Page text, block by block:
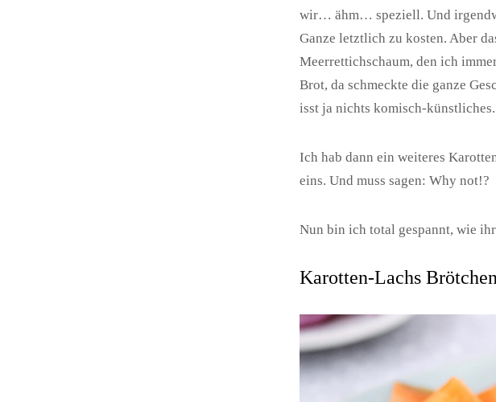
wir… ähm… speziell. Und
Ganze letztlich zu kosten. Aber
Meerrettichschaum, den ich
Brot, da schmeckte die ganze
isst ja nichts komisch-
Ich hab dann ein weiteres
eins. Und muss sagen: Why not!?
Nun bin ich total gespannt, wie
Karotten-Lachs Brötchen